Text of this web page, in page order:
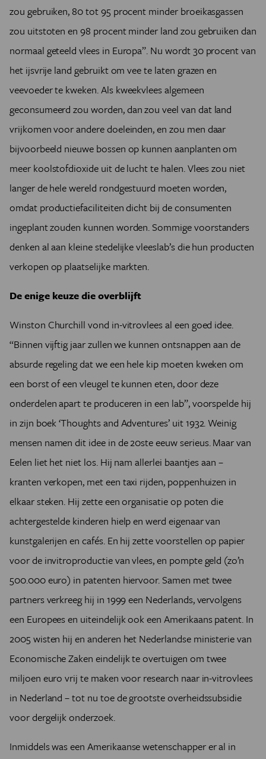
zou gebruiken, 80 tot 95 procent minder broeikasgassen
zou uitstoten en 98 procent minder land zou gebruiken dan
normaal geteeld vlees in Europa”. Nu wordt 30 procent van
het ijsvrije land gebruikt om vee te laten grazen en
veevoeder te kweken. Als kweekvlees algemeen
geconsumeerd zou worden, dan zou veel van dat land
vrijkomen voor andere doeleinden, en zou men daar
bijvoorbeeld nieuwe bossen op kunnen aanplanten om
meer koolstofdioxide uit de lucht te halen. Vlees zou niet
langer de hele wereld rondgestuurd moeten worden,
omdat productiefaciliteiten dicht bij de consumenten
ingeplant zouden kunnen worden. Sommige voorstanders
denken al aan kleine stedelijke vleeslab’s die hun producten
verkopen op plaatselijke markten.
De enige keuze die overblijft
Winston Churchill vond in-vitrovlees al een goed idee.
“Binnen vijftig jaar zullen we kunnen ontsnappen aan de
absurde regeling dat we een hele kip moeten kweken om
een borst of een vleugel te kunnen eten, door deze
onderdelen apart te produceren in een lab”, voorspelde hij
in zijn boek ‘Thoughts and Adventures’ uit 1932. Weinig
mensen namen dit idee in de 20ste eeuw serieus. Maar van
Eelen liet het niet los. Hij nam allerlei baantjes aan –
kranten verkopen, met een taxi rijden, poppenhuizen in
elkaar steken. Hij zette een organisatie op poten die
achtergestelde kinderen hielp en werd eigenaar van
kunstgalerijen en cafés. En hij zette voorstellen op papier
voor de invitroproductie van vlees, en pompte geld (zo’n
500.000 euro) in patenten hiervoor. Samen met twee
partners verkreeg hij in 1999 een Nederlands, vervolgens
een Europees en uiteindelijk ook een Amerikaans patent. In
2005 wisten hij en anderen het Nederlandse ministerie van
Economische Zaken eindelijk te overtuigen om twee
miljoen euro vrij te maken voor research naar in-vitrovlees
in Nederland – tot nu toe de grootste overheidssubsidie
voor dergelijk onderzoek.
Inmiddels was een Amerikaanse wetenschapper er al in